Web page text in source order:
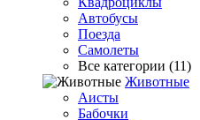
Автобусы
Поезда
Самолеты
Все категории (11)
Животные
Аисты
Бабочки